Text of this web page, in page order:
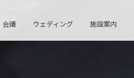
会議 ウェディング 施設案内